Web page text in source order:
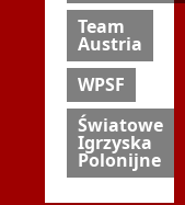
Team
Austria
WPSF
Światowe
Igrzyska
Polonijne